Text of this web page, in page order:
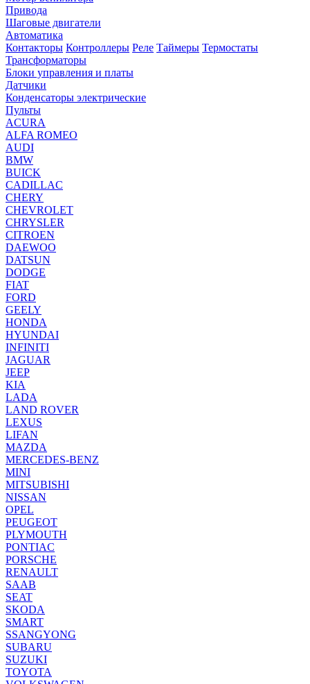
Привода
Шаговые двигатели
Автоматика
Контакторы Контроллеры Реле Таймеры Термостаты
Трансформаторы
Блоки управления и платы
Датчики
Конденсаторы электрические
Пульты
ACURA
ALFA ROMEO
AUDI
BMW
BUICK
CADILLAC
CHERY
CHEVROLET
CHRYSLER
CITROEN
DAEWOO
DATSUN
DODGE
FIAT
FORD
GEELY
HONDA
HYUNDAI
INFINITI
JAGUAR
JEEP
KIA
LADA
LAND ROVER
LEXUS
LIFAN
MAZDA
MERCEDES-BENZ
MINI
MITSUBISHI
NISSAN
OPEL
PEUGEOT
PLYMOUTH
PONTIAC
PORSCHE
RENAULT
SAAB
SEAT
SKODA
SMART
SSANGYONG
SUBARU
SUZUKI
TOYOTA